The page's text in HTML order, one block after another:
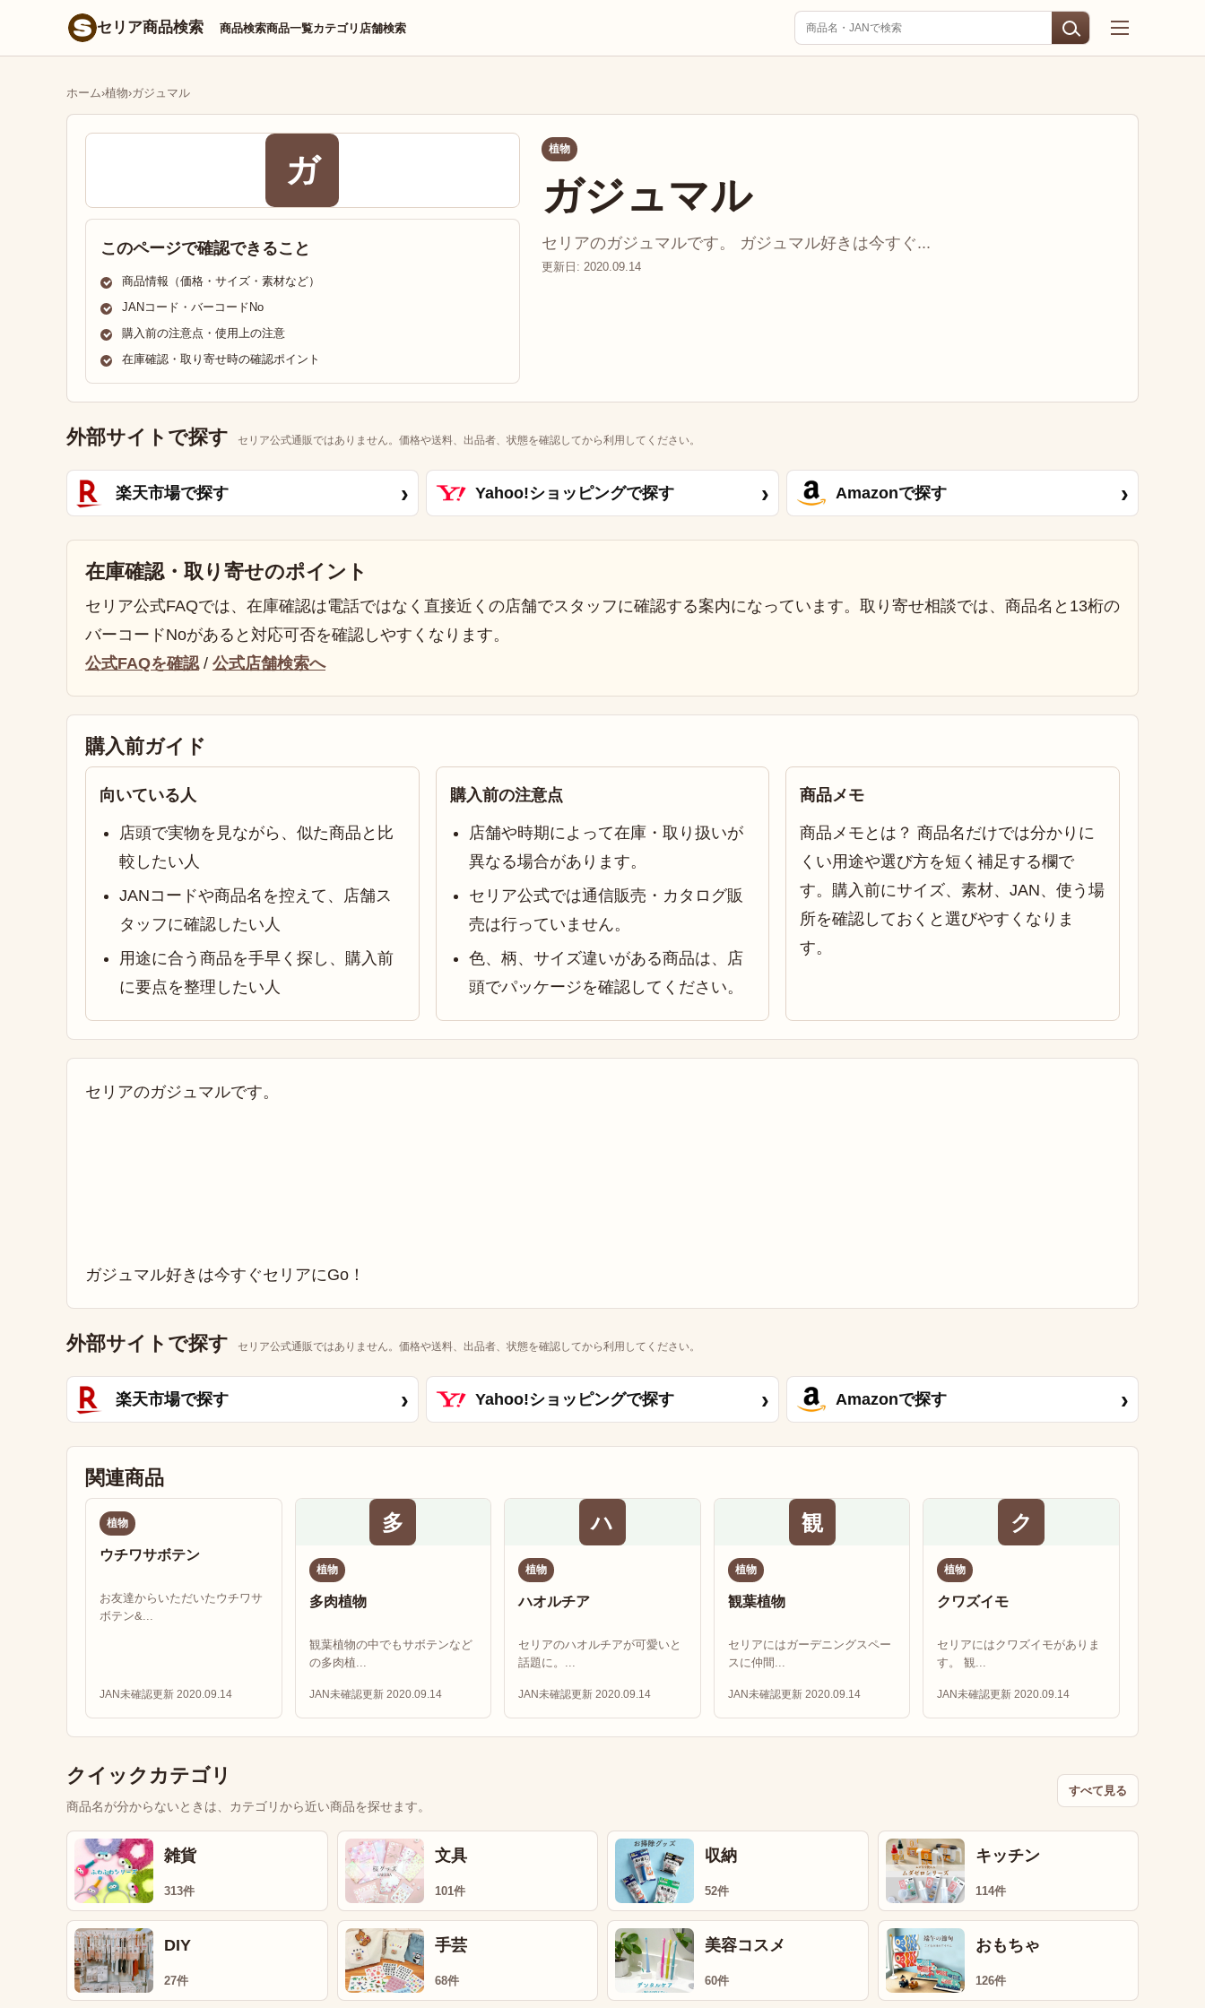
セリア商品検索 商品検索商品一覧カテゴリ 店舗検索
ホーム›植物›ガジュマル
ガ
このページで確認できること
商品情報（価格・サイズ・素材など）
JANコード・バーコードNo
購入前の注意点・使用上の注意
在庫確認・取り寄せ時の確認ポイント
植物
ガジュマル
セリアのガジュマルです。 ガジュマル好きは今すぐ...
更新日: 2020.09.14
外部サイトで探す セリア公式通販ではありません。価格や送料、出品者、状態を確認してから利用してください。
楽天市場で探す › Yahoo!ショッピングで探す › Amazonで探す ›
在庫確認・取り寄せのポイント
セリア公式FAQでは、在庫確認は電話ではなく直接近くの店舗でスタッフに確認する案内になっています。取り寄せ相談では、商品名と13桁の
バーコードNoがあると対応可否を確認しやすくなります。
公式FAQを確認/ 公式店舗検索へ
購入前ガイド
向いている人
店頭で実物を見ながら、似た商品と比
較したい人
JANコードや商品名を控えて、店舗ス
タッフに確認したい人
用途に合う商品を手早く探し、購入前
に要点を整理したい人
購入前の注意点
店舗や時期によって在庫・取り扱いが
異なる場合があります。
セリア公式では通信販売・カタログ販
売は行っていません。
色、柄、サイズ違いがある商品は、店
頭でパッケージを確認してください。
商品メモ
商品メモとは？ 商品名だけでは分かりに
くい用途や選び方を短く補足する欄で
す。購入前にサイズ、素材、JAN、使う場
所を確認しておくと選びやすくなりま
す。
セリアのガジュマルです。
ガジュマル好きは今すぐセリアにGo！
外部サイトで探す セリア公式通販ではありません。価格や送料、出品者、状態を確認してから利用してください。
楽天市場で探す › Yahoo!ショッピングで探す › Amazonで探す ›
関連商品
植物
ウチワサボテン
お友達からいただいたウチワサ
ボテン&...
JAN未確認更新 2020.09.14
多
植物
多肉植物
観葉植物の中でもサボテンなど
の多肉植...
JAN未確認更新 2020.09.14
ハ
植物
ハオルチア
セリアのハオルチアが可愛いと
話題に。...
JAN未確認更新 2020.09.14
観
植物
観葉植物
セリアにはガーデニングスペー
スに仲間...
JAN未確認更新 2020.09.14
ク
植物
クワズイモ
セリアにはクワズイモがありま
す。 観...
JAN未確認更新 2020.09.14
クイックカテゴリ
商品名が分からないときは、カテゴリから近い商品を探せます。
すべて見る
雑貨
313件
文具
101件
収納
52件
キッチン
114件
DIY
27件
手芸
68件
美容コスメ
60件
おもちゃ
126件